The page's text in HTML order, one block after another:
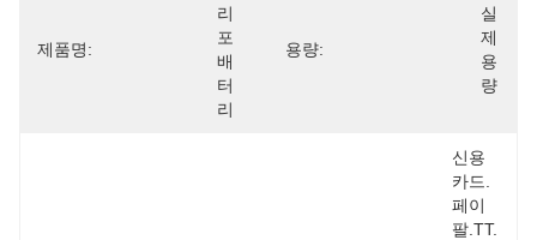
제품명:
리
포
배
터
리
용량:
실
제
용
량
신용
카드.
페이
팔.TT.